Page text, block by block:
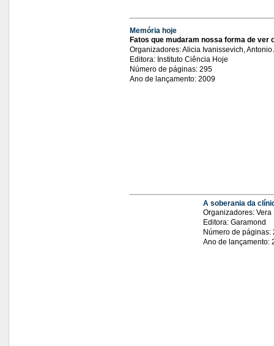
Memória hoje
Fatos que mudaram nossa forma de ver
Organizadores: Alicia Ivanissevich,
Editora: Instituto Ciência Hoje
Número de páginas: 295
Ano de lançamento: 2009
A soberania da
Organizadores:
Editora: Garamond
Número de páginas:
Ano de lançamento: